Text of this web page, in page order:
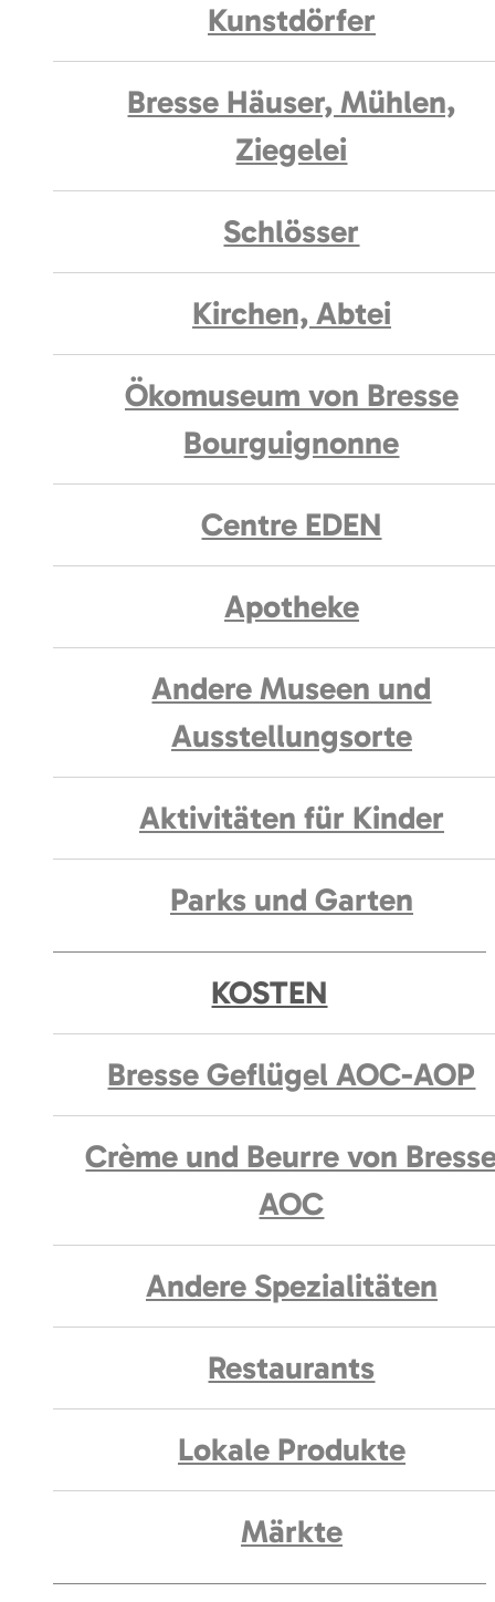
Kunstdörfer
Bresse Häuser, Mühlen,
Ziegelei
Schlösser
Kirchen, Abtei
Ökomuseum von Bresse
Bourguignonne
Centre EDEN
Apotheke
Andere Museen und
Ausstellungsorte
Aktivitäten für Kinder
Parks und Garten
KOSTEN
Bresse Geflügel AOC-AOP
Crème und Beurre von
AOC
Andere Spezialitäten
Restaurants
Lokale Produkte
Märkte